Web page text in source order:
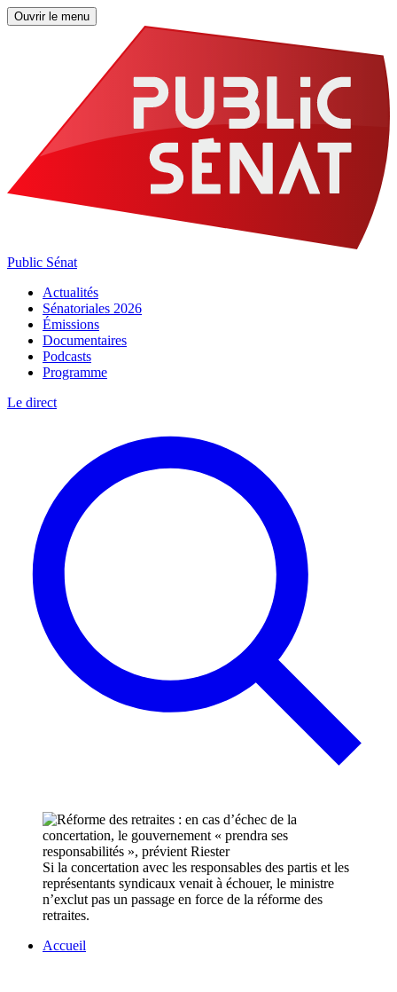
Ouvrir le menu
Public Sénat
Actualités
Sénatoriales 2026
Émissions
Documentaires
Podcasts
Programme
Le direct
Si la concertation avec les responsables des partis et les
représentants syndicaux venait à échouer, le ministre
n’exclut pas un passage en force de la réforme des
retraites.
Accueil